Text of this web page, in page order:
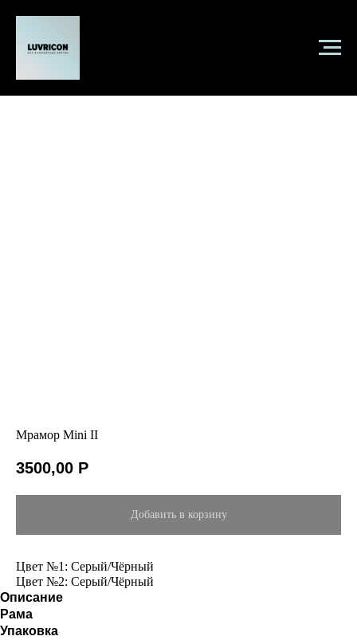
Мрамор Mini II
3500,00 Р
Добавить в корзину
Цвет №1: Серый/Чёрный
Цвет №2: Серый/Чёрный
Описание
Рама
Упаковка